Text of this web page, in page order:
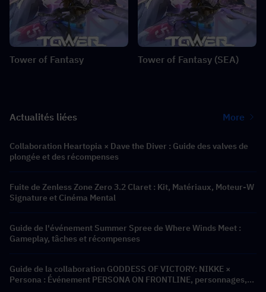
Tower of Fantasy Tower of Fantasy (SEA)
Actualités liées More
Collaboration Heartopia × Dave the Diver : Guide des valves de
plongée et des récompenses
Fuite de Zenless Zone Zero 3.2 Claret : Kit, Matériaux, Moteur-W
Signature et Cinéma Mental
Guide de l'événement Summer Spree de Where Winds Meet :
Gameplay, tâches et récompenses
Guide de la collaboration GODDESS OF VICTORY: NIKKE ×
Persona : Événement PERSONA ON FRONTLINE, personnages,